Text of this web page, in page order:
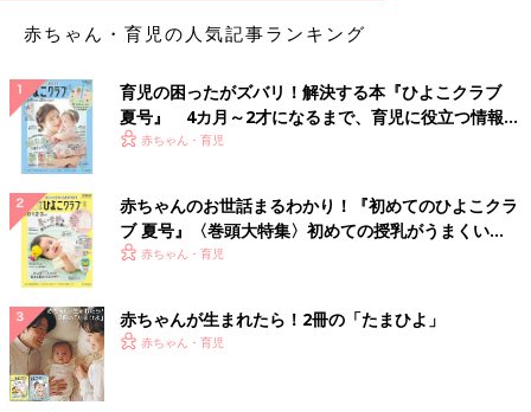
赤ちゃん・育児の人気記事ランキング
育児の困ったがズバリ！解決する本『ひよこクラブ
夏号』 4カ月～2才になるまで、育児に役立つ情報が
いっぱい！
赤ちゃん・育児
赤ちゃんのお世話まるわかり！『初めてのひよこクラ
ブ 夏号』〈巻頭大特集〉初めての授乳がうまくい
く！ おっぱい・ミルクの基本と夏のトラブル 解決テ
赤ちゃん・育児
赤ちゃんが生まれたら！2冊の「たまひよ」
赤ちゃん・育児